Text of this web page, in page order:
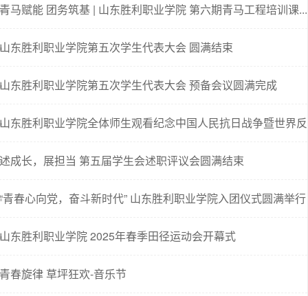
青马赋能 团务筑基 | 山东胜利职业学院 第六期青马工程培训课...
山东胜利职业学院第五次学生代表大会 圆满结束
山东胜利职业学院第五次学生代表大会 预备会议圆满完成
山东胜利职业学院全体师生观看纪念中国人民抗日战争暨世界
述成长，展担当 第五届学生会述职评议会圆满结束
“青春心向党，奋斗新时代” 山东胜利职业学院入团仪式圆满举行
山东胜利职业学院 2025年春季田径运动会开幕式
青春旋律 草坪狂欢-音乐节